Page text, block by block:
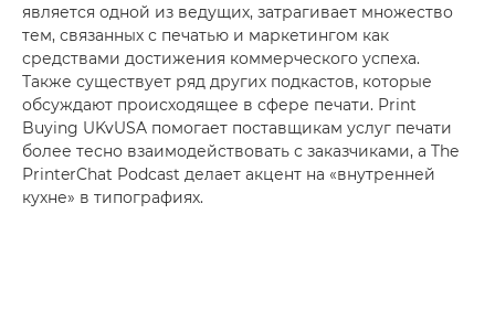
является одной из ведущих, затрагивает множество
тем, связанных с печатью и маркетингом как
средствами достижения коммерческого успеха.
Также существует ряд других подкастов, которые
обсуждают происходящее в сфере печати. Print
Buying UKvUSA помогает поставщикам услуг печати
более тесно взаимодействовать с заказчиками, а The
PrinterChat Podcast делает акцент на «внутренней
кухне» в типографиях.